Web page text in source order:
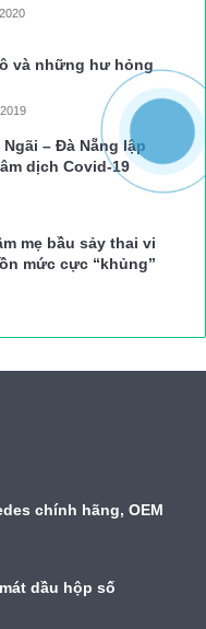
và những hư hỏng
– Đà Nẵng lập
dịch Covid-19
mẹ bầu sảy thai vi
mức cực “khủng”
chính hãng, OEM
dầu hộp số